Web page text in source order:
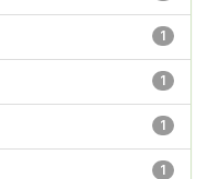
1
1
1
1